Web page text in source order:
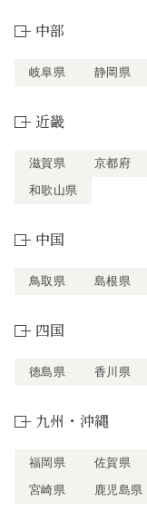
中部
岐阜県 静岡県
近畿
滋賀県 京都府
和歌山県
中国
鳥取県 島根県
四国
徳島県 香川県
九州・沖縄
福岡県 佐賀県
宮崎県
鹿児島県